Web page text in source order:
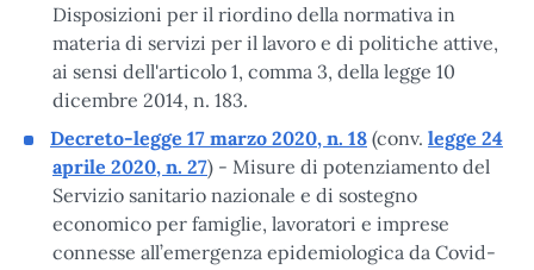
Disposizioni per il riordino della normativa in
materia di servizi per il lavoro e di politiche attive,
ai sensi dell'articolo 1, comma 3, della legge 10
dicembre 2014, n. 183.
Decreto-legge 17 marzo 2020, n. 18 (conv. legge 24
aprile 2020, n. 27) - Misure di potenziamento del
Servizio sanitario nazionale e di sostegno
economico per famiglie, lavoratori e imprese
connesse all’emergenza epidemiologica da Covid-